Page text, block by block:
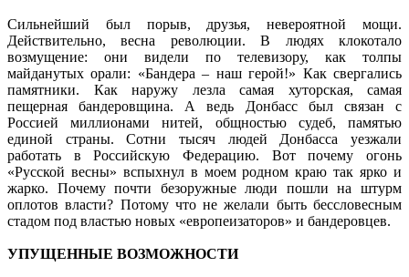
Сильнейший был порыв, друзья, невероятной мощи.
Действительно, весна революции. В людях клокотало
возмущение: они видели по телевизору, как толпы
майданутых орали: «Бандера – наш герой!» Как свергались
памятники. Как наружу лезла самая хуторская, самая
пещерная бандеровщина. А ведь Донбасс был связан с
Россией миллионами нитей, общностью судеб, памятью
единой страны. Сотни тысяч людей Донбасса уезжали
работать в Российскую Федерацию. Вот почему огонь
«Русской весны» вспыхнул в моем родном краю так ярко и
жарко. Почему почти безоружные люди пошли на штурм
оплотов власти? Потому что не желали быть бессловесным
стадом под властью новых «европеизаторов» и бандеровцев.
УПУЩЕННЫЕ ВОЗМОЖНОСТИ